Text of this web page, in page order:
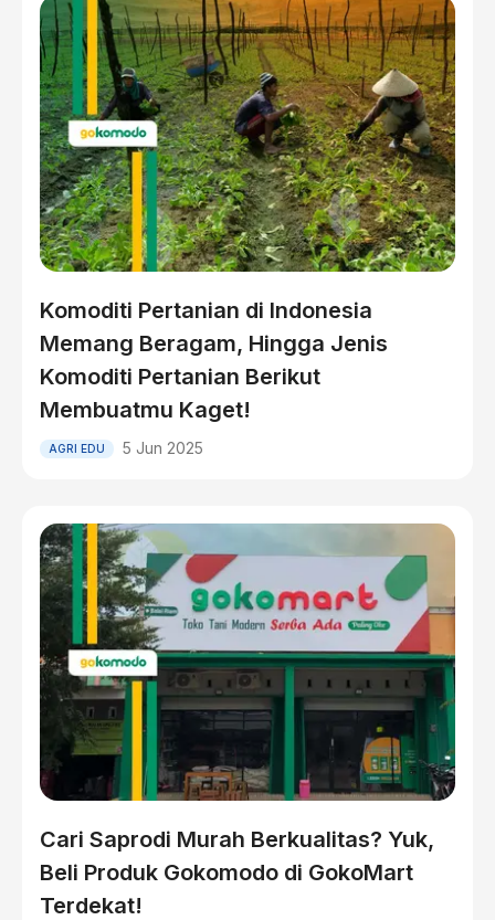
Komoditi Pertanian di Indonesia
Memang Beragam, Hingga Jenis
Komoditi Pertanian Berikut
Membuatmu Kaget!
AGRI EDU 5 Jun 2025
Cari Saprodi Murah Berkualitas? Yuk,
Beli Produk Gokomodo di GokoMart
Terdekat!